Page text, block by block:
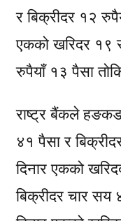
र बिक्रीदर १२
एकको खरिदर १९
रुपैयाँ १३ पैसा
राष्ट्र बैंकले
४१ पैसा र
दिनार एकको
बिक्रीदर चार सय